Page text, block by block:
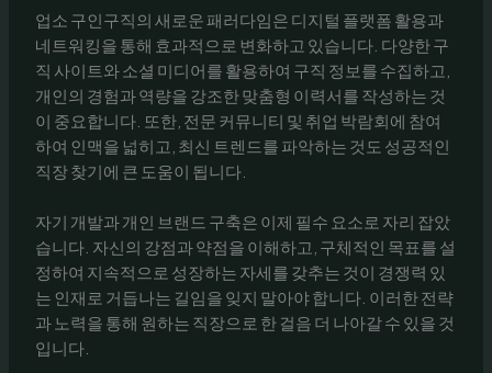
업소 구인구직의 새로운 패러다임은 디지털 플랫폼 활용과
네트워킹을 통해 효과적으로 변화하고 있습니다. 다양한 구
직 사이트와 소셜 미디어를 활용하여 구직 정보를 수집하고,
개인의 경험과 역량을 강조한 맞춤형 이력서를 작성하는 것
이 중요합니다. 또한, 전문 커뮤니티 및 취업 박람회에 참여
하여 인맥을 넓히고, 최신 트렌드를 파악하는 것도 성공적인
직장 찾기에 큰 도움이 됩니다.
자기 개발과 개인 브랜드 구축은 이제 필수 요소로 자리 잡았
습니다. 자신의 강점과 약점을 이해하고, 구체적인 목표를 설
정하여 지속적으로 성장하는 자세를 갖추는 것이 경쟁력 있
는 인재로 거듭나는 길임을 잊지 말아야 합니다. 이러한 전략
과 노력을 통해 원하는 직장으로 한 걸음 더 나아갈 수 있을 것
입니다.